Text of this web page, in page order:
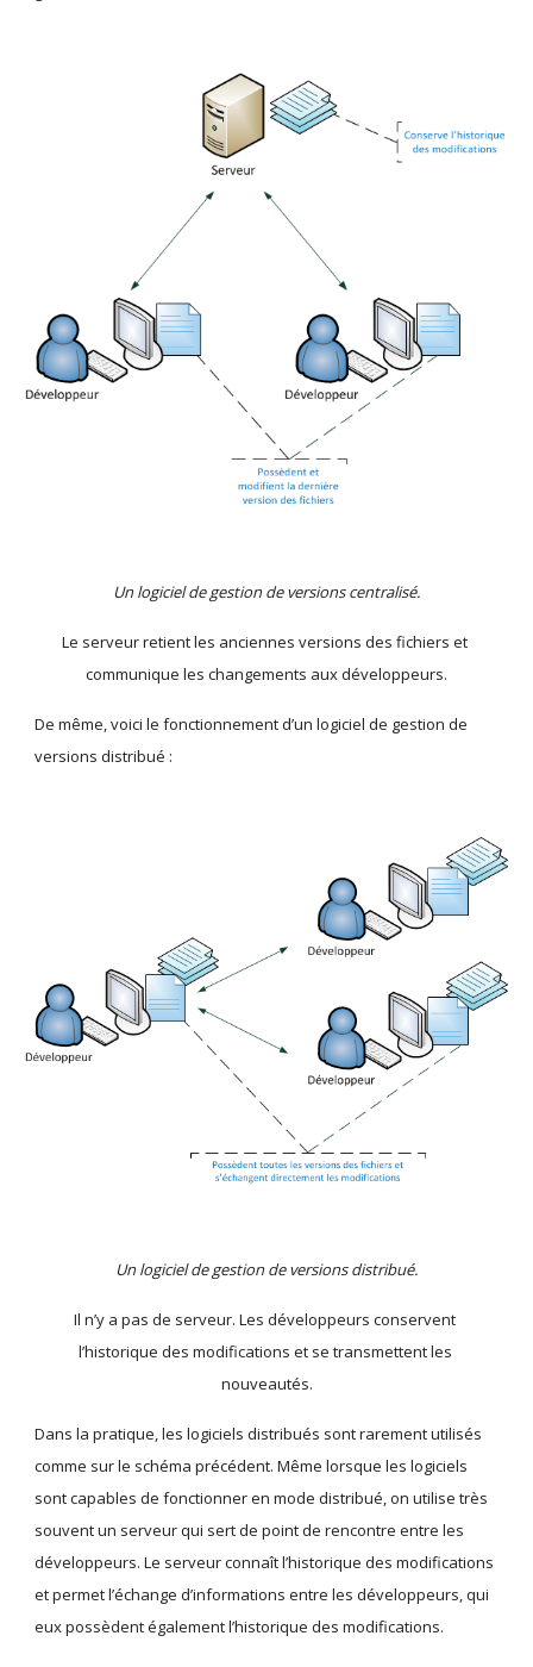
Un logiciel de gestion de versions centralisé.
Le serveur retient les anciennes versions des fichiers et
communique les changements aux développeurs.
De même, voici le fonctionnement d’un logiciel de gestion de
versions distribué :
Un logiciel de gestion de versions distribué.
Il n’y a pas de serveur. Les développeurs conservent
l’historique des modifications et se transmettent les
nouveautés.
Dans la pratique, les logiciels distribués sont rarement utilisés
comme sur le schéma précédent. Même lorsque les logiciels
sont capables de fonctionner en mode distribué, on utilise très
souvent un serveur qui sert de point de rencontre entre les
développeurs. Le serveur connaît l’historique des modifications
et permet l’échange d’informations entre les développeurs, qui
eux possèdent également l’historique des modifications.